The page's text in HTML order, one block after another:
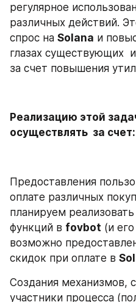
регулярное
различных действий.
спрос на Solana и
глазах существующих
за счет повышения
Реализацию этой
осуществлять  за счет:
Предоставления
оплате различных
планируем
функций в fovbot (и
возможно
скидок при оплате в
Создания механизмов,